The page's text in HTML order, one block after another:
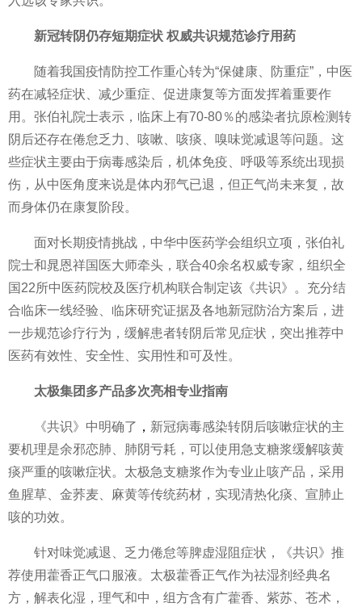
新冠转阴仍存短期症状 权威共识规范诊疗用药
随着我国疫情防控工作重心转为“保健康、防重症”，中医
药在减轻症状、减少重症、促进康复等方面发挥着重要作
用。张伯礼院士表示，临床上有70-80％的感染者抗原检测转
阴后还存在倦怠乏力、咳嗽、咳痰、嗅味觉减退等问题。这
些症状主要由于病毒感染后，机体免疫、呼吸等系统出现损
伤，从中医角度来说是体内邪气已退，但正气尚未来复，故
而身体仍在康复阶段。
面对长期疫情挑战，中华中医药学会组织立项，张伯礼
院士和晁恩祥国医大师牵头，联合40余名权威专家，组织全
国22所中医药院校及医疗机构联合制定该《共识》。充分结
合临床一线经验、临床研究证据及各地新冠防治方案后，进
一步规范诊疗行为，缓解患者转阴后常见症状，突出推荐中
医药有效性 、安全性 、实用性和可及性。
太极集团多产品多次亮相专业指南
《共识》中明确了 ， 新冠病毒感染转阴后咳嗽症状的主
要机理是余邪恋肺、肺阴亏耗，可以使用急支糖浆缓解咳黄
痰严重的咳嗽症状。太极急支糖浆作为专业止咳产品，采用
鱼腥草、金荞麦、麻黄等传统药材，实现清热化痰、宣肺止
咳的功效。
针对味觉减退、乏力倦怠等脾虚湿阻症状，《共识》推
荐使用藿香正气口服液。太极藿香正气作为祛湿剂经典名
方，解表化湿，理气和中，组方含有广藿香、紫苏、苍术，